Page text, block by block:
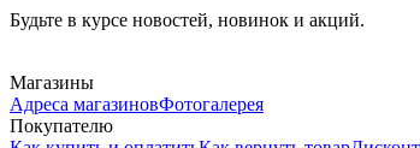
Будьте в курсе новостей, новинок и акций.
Магазины
Адреса магазиновФотогалерея
Покупателю